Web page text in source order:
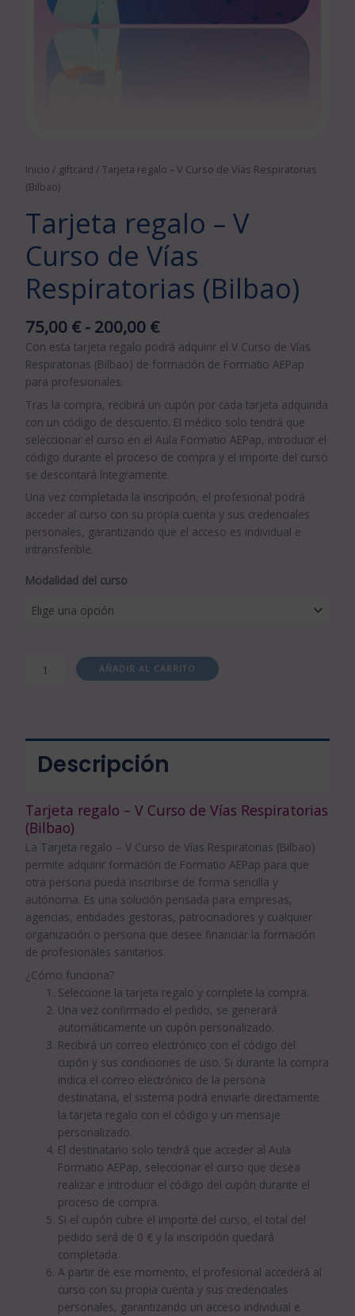
Inicio / giftcard / Tarjeta regalo – V Curso de Vías Respiratorias
(Bilbao)
Tarjeta regalo – V
Curso de Vías
Respiratorias (Bilbao)
75,00 €- 200,00 €
Con esta tarjeta regalo podrá adquirir el V Curso de Vías
Respiratorias (Bilbao) de formación de Formatio AEPap
para profesionales.
Tras la compra, recibirá un cupón por cada tarjeta adquirida
con un código de descuento. El médico solo tendrá que
seleccionar el curso en el Aula Formatio AEPap, introducir el
código durante el proceso de compra y el importe del curso
se descontará íntegramente.
Una vez completada la inscripción, el profesional podrá
acceder al curso con su propia cuenta y sus credenciales
personales, garantizando que el acceso es individual e
intransferible.
Modalidad del curso
AÑADIR AL CARRITO
Descripción
Tarjeta regalo – V Curso de Vías Respiratorias
(Bilbao)
La Tarjeta regalo – V Curso de Vías Respiratorias (Bilbao)
permite adquirir formación de Formatio AEPap para que
otra persona pueda inscribirse de forma sencilla y
autónoma. Es una solución pensada para empresas,
agencias, entidades gestoras, patrocinadores y cualquier
organización o persona que desee financiar la formación
de profesionales sanitarios.
¿Cómo funciona?
Seleccione la tarjeta regalo y complete la compra.
Una vez confirmado el pedido, se generará
automáticamente un cupón personalizado.
Recibirá un correo electrónico con el código del
cupón y sus condiciones de uso. Si durante la compra
indica el correo electrónico de la persona
destinataria, el sistema podrá enviarle directamente
la tarjeta regalo con el código y un mensaje
personalizado.
El destinatario solo tendrá que acceder al Aula
Formatio AEPap, seleccionar el curso que desea
realizar e introducir el código del cupón durante el
proceso de compra.
Si el cupón cubre el importe del curso, el total del
pedido será de 0 € y la inscripción quedará
completada.
A partir de ese momento, el profesional accederá al
curso con su propia cuenta y sus credenciales
personales, garantizando un acceso individual e